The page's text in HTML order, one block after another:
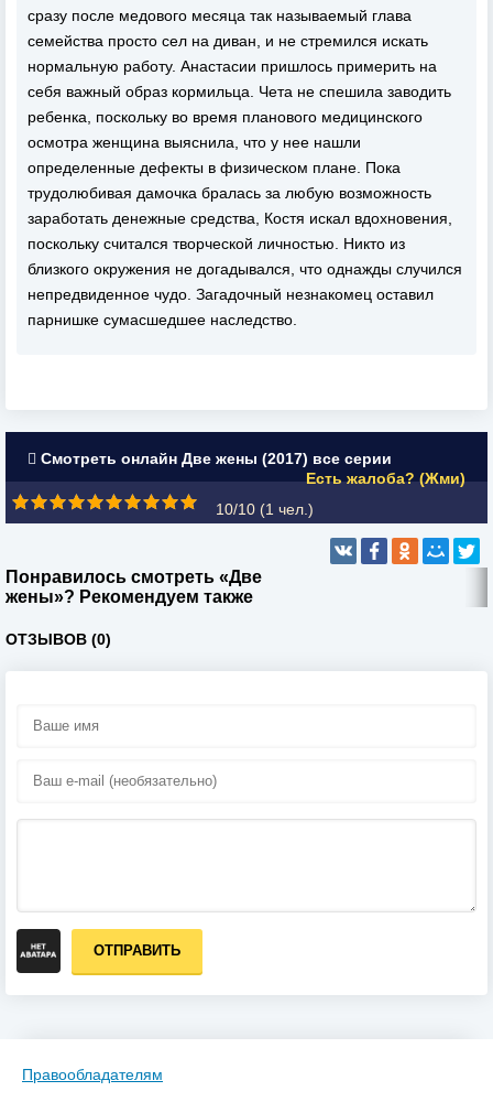
сразу после медового месяца так называемый глава
семейства просто сел на диван, и не стремился искать
нормальную работу. Анастасии пришлось примерить на
себя важный образ кормильца. Чета не спешила заводить
ребенка, поскольку во время планового медицинского
осмотра женщина выяснила, что у нее нашли
определенные дефекты в физическом плане. Пока
трудолюбивая дамочка бралась за любую возможность
заработать денежные средства, Костя искал вдохновения,
поскольку считался творческой личностью. Никто из
близкого окружения не догадывался, что однажды случился
непредвиденное чудо. Загадочный незнакомец оставил
парнишке сумасшедшее наследство.
Смотреть онлайн Две жены (2017) все серии
Есть жалоба? (Жми)
10/10 (1 чел.)
Понравилось смотреть «Две
жены»? Рекомендуем также
ОТЗЫВОВ (0)
ОТПРАВИТЬ
Правообладателям